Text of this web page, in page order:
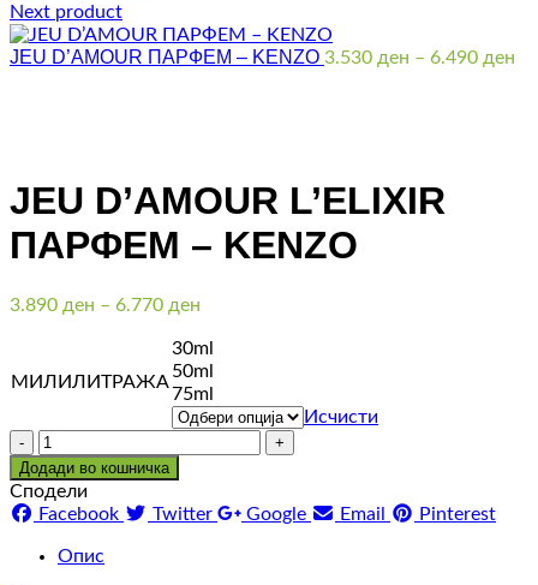
6.980 ден
Next product
JEU D’AMOUR ПАРФЕМ – KENZO 3.530 ден – 6.490 ден
JEU D’AMOUR L’ELIXIR
ПАРФЕМ – KENZO
3.890 ден – 6.770 ден
3.890 ден
through
6.770 ден
МИЛИЛИТРАЖА
30ml
50ml
75ml
Исчисти
Количина
Додади во кошничка
Сподели
Facebook
Twitter Google Email Pinterest
Опис